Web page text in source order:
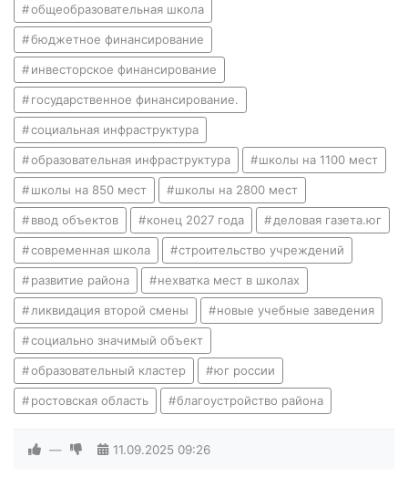
общеобразовательная школа
бюджетное финансирование
инвесторское финансирование
государственное финансирование.
социальная инфраструктура
образовательная инфраструктура школы на 1100 мест
школы на 850 мест школы на 2800 мест
ввод объектов конец 2027 года деловая газета.юг
современная школа строительство учреждений
развитие района нехватка мест в школах
ликвидация второй смены новые учебные заведения
социально значимый объект
образовательный кластер юг россии
ростовская область благоустройство района
— 11.09.2025 09:26